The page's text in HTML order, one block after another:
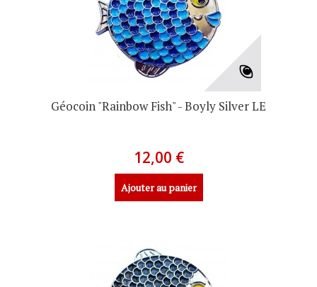
Géocoin "Rainbow Fish" - Boyly Silver LE
12,00 €
Ajouter au panier